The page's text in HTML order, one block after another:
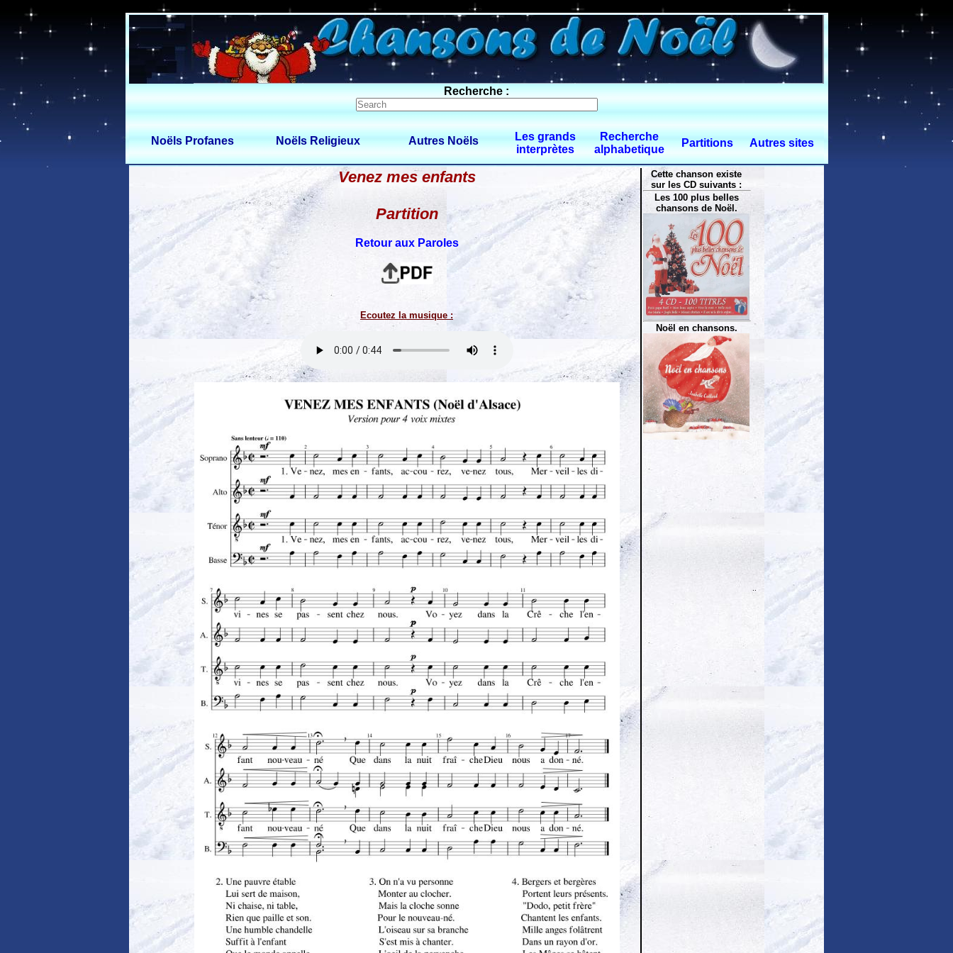
0 $limitbot 1 $limittot 2
Recherche :
Noëls Profanes Noëls Religieux Autres Noëls
Les grands
interprètes
Recherche
alphabetique
Partitions Autres sites
Venez mes enfants
Partition
Retour aux Paroles
Ecoutez la musique :
Cette chanson existe
sur les CD suivants :
Les 100 plus belles
chansons de Noël.
Noël en chansons.